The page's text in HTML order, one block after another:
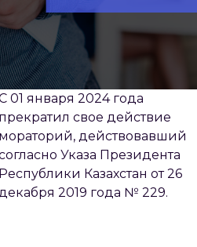
01 января 2024 года
прекратил свое действие
мораторий, действовавший
Указа Президента
Республики Казахстан от 26
2019 года № 229.